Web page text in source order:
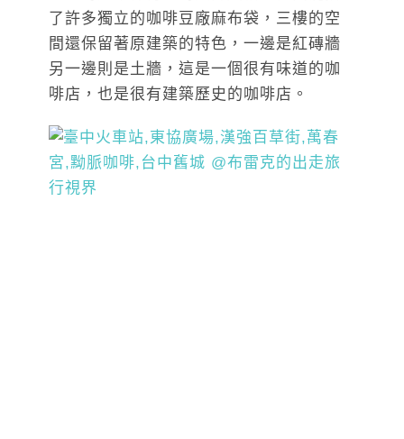
了許多獨立的咖啡豆廠麻布袋，三樓的空
間還保留著原建築的特色，一邊是紅磚牆
另一邊則是土牆，這是一個很有味道的咖
啡店，也是很有建築歷史的咖啡店。